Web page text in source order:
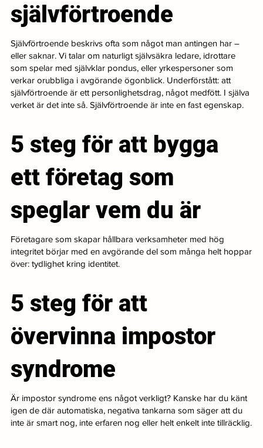
självförtroende
Självförtroende beskrivs ofta som något man antingen har –
eller saknar. Vi talar om naturligt självsäkra ledare, idrottare
som spelar med självklar pondus, eller yrkespersoner som
verkar orubbliga i avgörande ögonblick. Underförstått: att
självförtroende är ett personlighetsdrag, något medfött. I själva
verket är det inte så. Självförtroende är inte en fast egenskap.
5 steg för att bygga
ett företag som
speglar vem du är
Företagare som skapar hållbara verksamheter med hög
integritet börjar med en avgörande del som många helt hoppar
över: tydlighet kring identitet.
5 steg för att
övervinna impostor
syndrome
Är impostor syndrome ens något verkligt? Kanske har du känt
igen de där automatiska, negativa tankarna som säger att du
inte är smart nog, inte erfaren nog eller helt enkelt inte tillräcklig.